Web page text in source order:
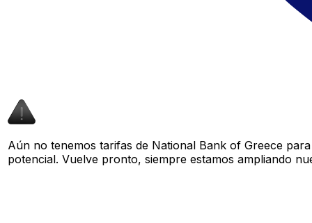
Aún no tenemos tarifas de National Bank of Greece
potencial. Vuelve pronto, siempre estamos ampliando